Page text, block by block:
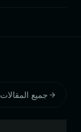
جميع المقالات